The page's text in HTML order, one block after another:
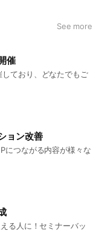
See more
催
ており、どなたでもご
ョン改善
につながる内容が様々な
る人に！セミナーバッ